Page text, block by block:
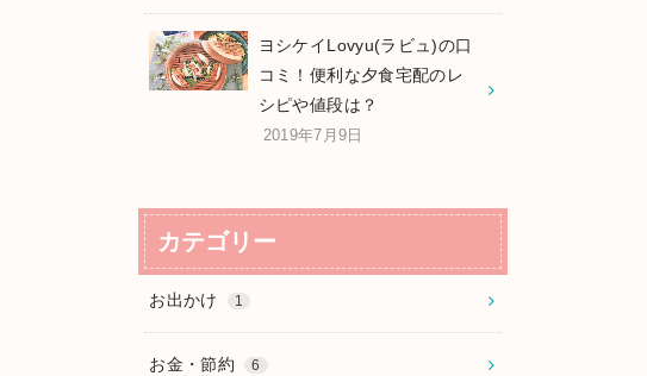
ヨシケイLovyu(ラビュ)の口
コミ！便利な夕食宅配のレ
シピや値段は？
2019年7月9日
カテゴリー
お出かけ 1
お金・節約 6